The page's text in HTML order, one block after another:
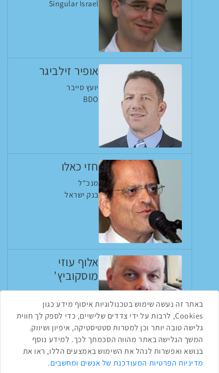
Singular Israel
אופיר זילביגר
יועץ סייבר
BDO
חזי כאלו
מנכ"ל
בנק ישראל
אלוף עוזי
מוסקוביץ'
ראש אגף התקשוב
צה"ל
שתפו ברשת
באתר זה נעשה שימוש בטכנולוגיות איסוף מידע כגון
Cookies, לרבות על ידי צדדים שלישיים, כדי לספק לך חווית
גלישה טובה יותר וכן למטרות סטטיסטיקה, איפיון ושיווק.
המשך הגלישה באתר מהווה הסכמתך לכך. למידע נוסף
בנושא ואפשרות לנהל את השימוש באמצעים הללו, ראו את
מדיניות הפרטיות המעודכנת של אנשים ומחשבים.